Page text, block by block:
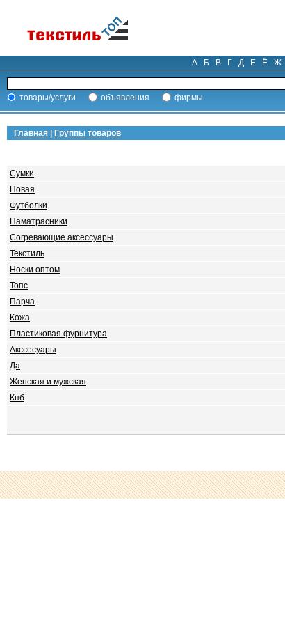
А Б В Г Д Е Ё Ж
товары/услуги объявления фирмы
Главная
Группы товаров
Сумки
Новая
Футболки
Наматрасники
Согревающие аксессуары
Текстиль
Носки оптом
Топс
Парча
Кожа
Пластиковая фурнитура
Акссесуары
Да
Женская и мужская
Кпб